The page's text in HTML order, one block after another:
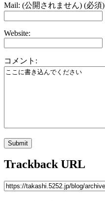
Mail: (公開されません) (必須)
Website:
コメント:
Trackback URL